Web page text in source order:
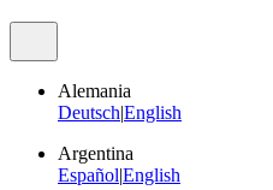
Alemania
Deutsch|English
Argentina
Español|English